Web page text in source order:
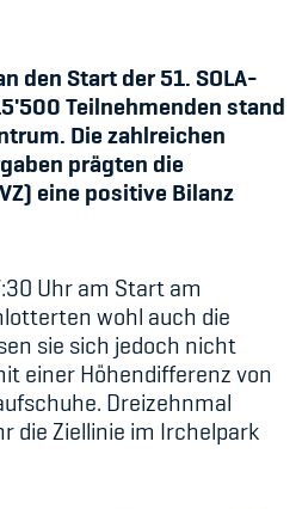
den Start der 51. SOLA-
Teilnehmenden stand
Die zahlreichen
prägten die
eine positive Bilanz
Uhr am Start am
wohl auch die
sie sich jedoch nicht
einer Höhendifferenz von
Dreizehnmal
die Ziellinie im Irchelpark